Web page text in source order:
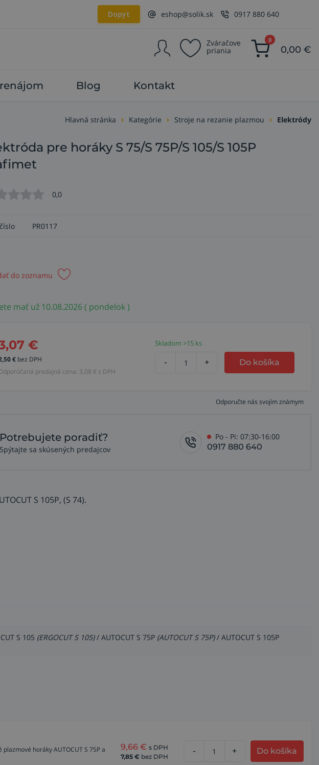
Dopyt eshop@solik.sk 0917 880 640
Zváračove
priania
0
0,00 €
Blog Kontakt
Hlavná stránka Kategórie Stroje na rezanie plazmou Elektródy
pre horáky S 75/S 75P/S 105/S 105P
0,0
PR0117
do zoznamu
mať už 10.08.2026 ( pondelok )
€
€ bez DPH
predajná cena: 3,08 € s DPH
Skladom >15 ks
- + Do košíka
Odporučte nás svojím známym
Potrebujete poradiť?
Spýtajte sa skúsených predajcov
Po - Pi: 07:30-16:00
0917 880 640
S 105P, (S 74).
S 105 (ERGOCUT S 105)/ AUTOCUT S 75P (AUTOCUT S 75P)/ AUTOCUT S 105P
horáky AUTOCUT S 75P a
9,66 € s DPH
7,85 € bez DPH
- + Do košíka